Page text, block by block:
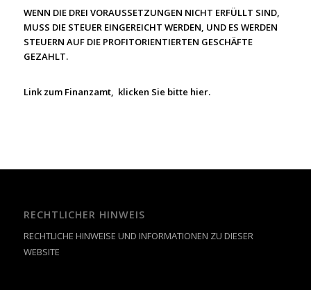
WENN DIE DREI VORAUSSETZUNGEN NICHT ERFÜLLT SIND,
MUSS DIE STEUER EINGEREICHT WERDEN, UND ES WERDEN
STEUERN AUF DIE PROFITORIENTIERTEN GESCHÄFTE
GEZAHLT.
Link zum Finanzamt, klicken Sie bitte hier.
RECHTLICHER HINWEIS
RECHTLICHE HINWEISE UND INFORMATIONEN ZU DIESER
WEBSITE